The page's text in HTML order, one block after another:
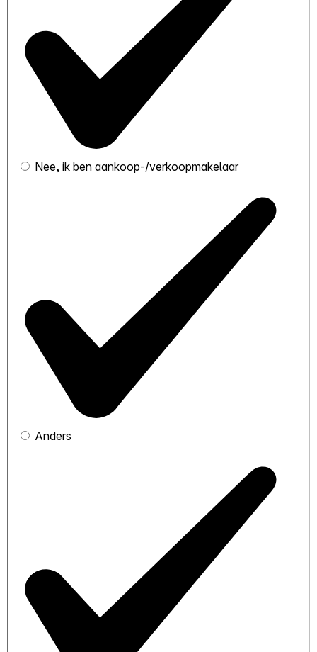
Nee, ik ben aankoop-/verkoopmakelaar
Anders